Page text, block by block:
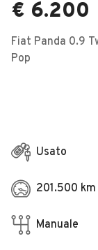
€ 6.200
Fiat Panda 0.9
Pop
Usato
201.500 km
Manuale